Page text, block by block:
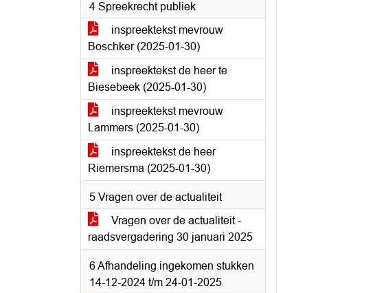
4 Spreekrecht publiek
inspreektekst mevrouw
Boschker (2025-01-30)
inspreektekst de heer te
Biesebeek (2025-01-30)
inspreektekst mevrouw
Lammers (2025-01-30)
inspreektekst de heer
Riemersma (2025-01-30)
5 Vragen over de actualiteit
Vragen over de actualiteit -
raadsvergadering 30 januari 2025
6 Afhandeling ingekomen stukken
14-12-2024 t/m 24-01-2025